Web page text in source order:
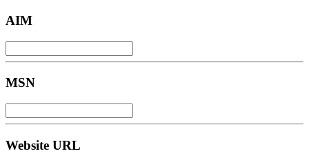
AIM
MSN
Website URL